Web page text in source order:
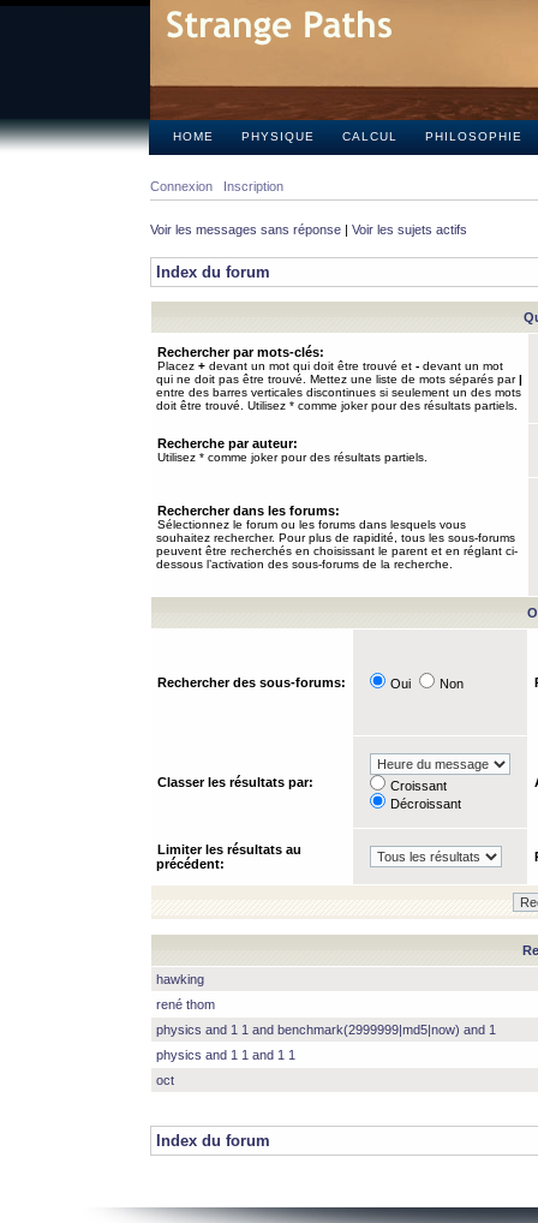
HOME PHYSIQUE CALCUL PHILOSOPHIE
Connexion Inscription
Voir les messages sans réponse | Voir les sujets actifs
Index du forum
Rechercher par mots-clés:
Placez + devant un mot qui doit être trouvé et - devant un mot
qui ne doit pas être trouvé. Mettez une liste de mots séparés par|
entre des barres verticales discontinues si seulement un des mots
doit être trouvé. Utilisez * comme joker pour des résultats partiels.
Recherche par auteur:
Utilisez * comme joker pour des résultats partiels.
Rechercher dans les forums:
Sélectionnez le forum ou les forums dans lesquels vous
souhaitez rechercher. Pour plus de rapidité, tous les sous-forums
peuvent être recherchés en choisissant le parent et en réglant ci-
dessous l’activation des sous-forums de la recherche.
Rechercher des sous-forums: Oui Non
Classer les résultats par:
Croissant
Décroissant
Limiter les résultats au
précédent:
hawking
rené thom
physics and 1 1 and benchmark(2999999|md5|now) and 1
physics and 1 1 and 1 1
oct
Index du forum